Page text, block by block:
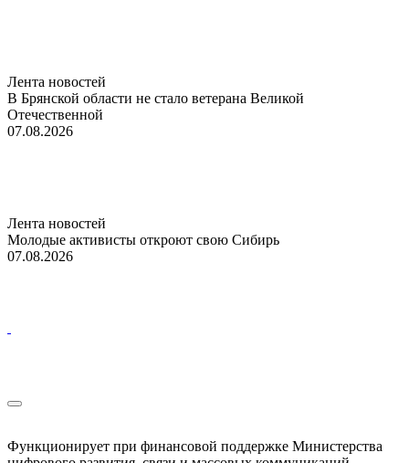
Лента новостей
В Брянской области не стало ветерана Великой
Отечественной
07.08.2026
Лента новостей
Молодые активисты откроют свою Сибирь
07.08.2026
Функционирует при финансовой поддержке Министерства